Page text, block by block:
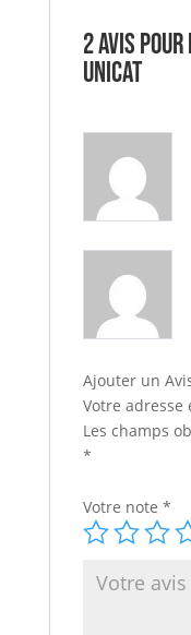
2 avis pour
UNICAT
Ajouter un
Votre adresse
Les champs
*
Votre note *